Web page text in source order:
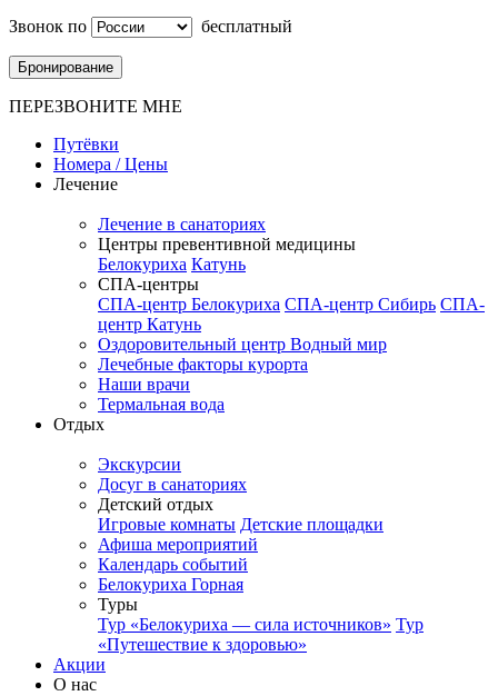
Звонок по
бесплатный
Бронирование
ПЕРЕЗВОНИТЕ МНЕ
Путёвки
Номера / Цены
Лечение
Лечение в санаториях
Центры превентивной медицины
Белокуриха Катунь
СПА-центры
СПА-центр Белокуриха СПА-центр Сибирь СПА-
центр Катунь
Оздоровительный центр Водный мир
Лечебные факторы курорта
Наши врачи
Термальная вода
Отдых
Экскурсии
Досуг в санаториях
Детский отдых
Игровые комнаты Детские площадки
Афиша мероприятий
Календарь событий
Белокуриха Горная
Туры
Тур «Белокуриха — сила источников» Тур
«Путешествие к здоровью»
Акции
О нас